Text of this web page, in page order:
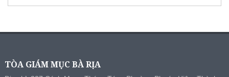
TÒA GIÁM MỤC BÀ RỊA